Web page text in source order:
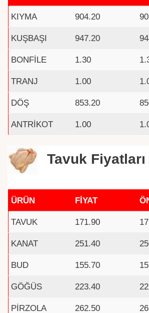
KIYMA 904.20
KUŞBAŞI 947.20
BONFİLE 1.30
TRANJ 1.00
DÖŞ 853.20
ANTRİKOT 1.00
Tavuk
ÜRÜN FİYAT
TAVUK 171.90
KANAT 251.40
BUD 155.70
GÖĞÜS 223.40
PİRZOLA 262.50